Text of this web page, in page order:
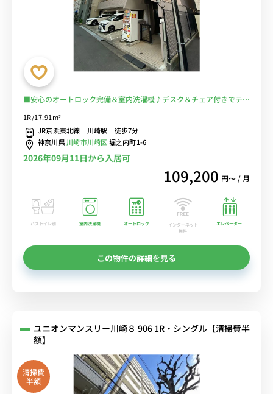
■安心のオートロック完備＆室内洗濯機♪デスク＆チェア付きでテレ
歩圏内で多数の路線利用可能/東京・秋葉原・横浜まで乗換なし■選
べるWi-Fi格安レンタル中！
1R/17.91m²
JR京浜東北線 川崎駅 徒歩7分
神奈川県川崎市川崎区堀之内町1-6
2026年09月11日から入居可
109,200 円〜 / 月
バストイレ別 室内洗濯機 オートロック
インターネット
無料
エレベーター
この物件の詳細を見る
ユニオンマンスリー川崎８ 906 1R・シングル【清掃費半
額】
清掃費
半額